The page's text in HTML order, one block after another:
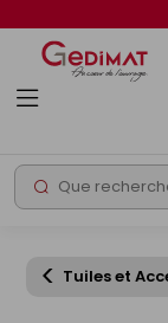
Rechercher
Tuiles et